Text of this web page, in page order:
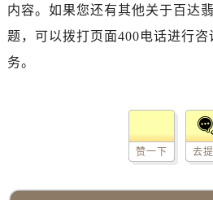
内容。如果您还有其他关于百达
题，可以拨打页面400电话进行
务。
赞一下 去提